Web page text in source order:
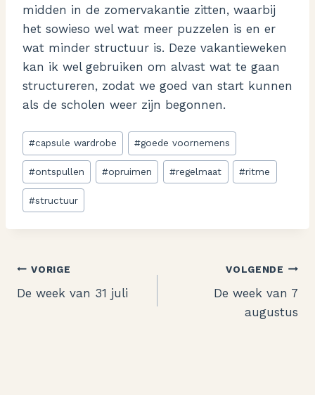
midden in de zomervakantie zitten, waarbij
het sowieso wel wat meer puzzelen is en er
wat minder structuur is. Deze vakantieweken
kan ik wel gebruiken om alvast wat te gaan
structureren, zodat we goed van start kunnen
als de scholen weer zijn begonnen.
Bericht
tags:
#capsule wardrobe #goede voornemens
#ontspullen #opruimen #regelmaat #ritme
#structuur
Bericht
navigatie
VORIGE
De week van 31 juli
VOLGENDE
De week van 7
augustus